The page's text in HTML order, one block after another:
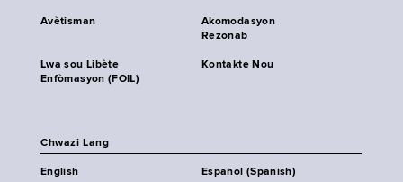
Avètisman
Akomodasyon
Rezonab
Lwa sou Libète
Enfòmasyon (FOIL)
Kontakte Nou
Chwazi Lang
English Español (Spanish)